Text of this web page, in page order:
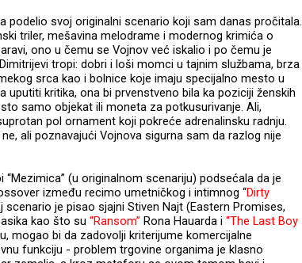
podelio svoj originalni scenario koji sam danas pročitala.
triler, mešavina melodrame i modernog krimića o
ono u čemu se Vojnov već iskalio i po čemu je
tropi: dobri i loši momci u tajnim službama, brza
srca kao i bolnice koje imaju specijalno mesto u
uputiti kritika, ona bi prvenstveno bila ka poziciji ženskih
samo objekat ili moneta za potkusurivanje. Ali,
pol ornament koji pokreće adrenalinsku radnju.
ali poznavajući Vojnova sigurna sam da razlog nije
(u originalnom scenariju) podsećala da je
između recimo umetničkog i intimnog “Dirty
scenario je pisao sjajni Stiven Najt (Eastern Promises,
kao što su “Ransom” Rona Hauarda i “The Last Boy
mogao bi da zadovolji kriterijume komercijalne
funkciju - problem trgovine organima je klasno